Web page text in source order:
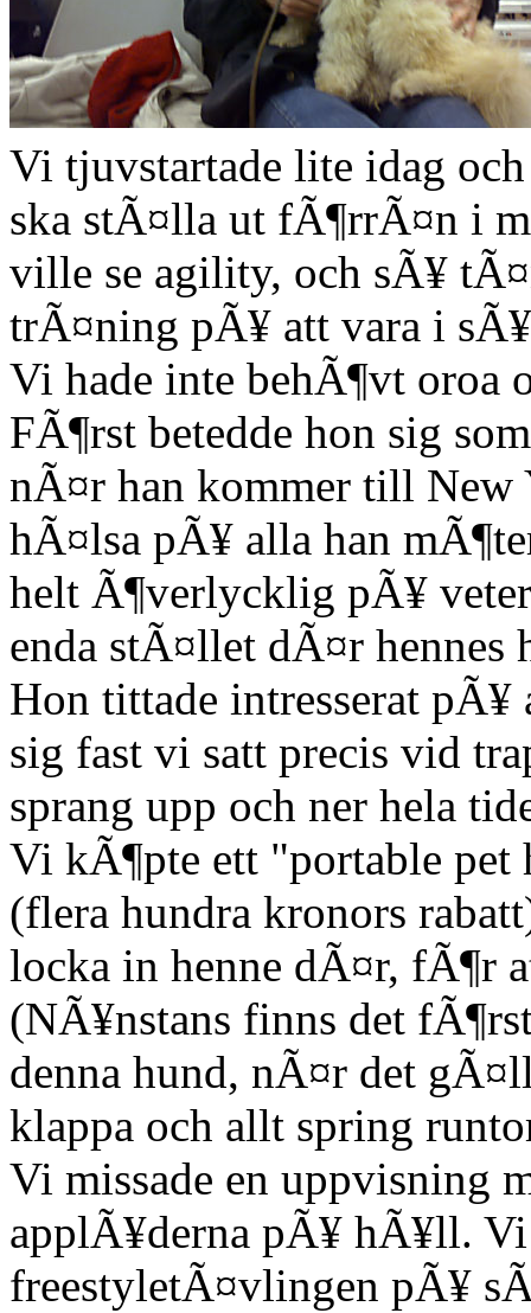
Vi tjuvstartade lite idag
ska stÃ¤lla ut fÃ¶rrÃ¤n i
ville se agility, och sÃ¥
trÃ¤ning pÃ¥ att vara i
Vi hade inte behÃ¶vt oroa
FÃ¶rst betedde hon sig
nÃ¤r han kommer till New
hÃ¤lsa pÃ¥ alla han
helt Ã¶verlycklig pÃ¥
enda stÃ¤llet dÃ¤r hennes
Hon tittade intresserat
sig fast vi satt precis vid
sprang upp och ner hela
Vi kÃ¶pte ett "portable
(flera hundra kronors
locka in henne dÃ¤r, fÃ¶r
(NÃ¥nstans finns det
denna hund, nÃ¤r det
klappa och allt spring
Vi missade en uppvisning
applÃ¥derna pÃ¥ hÃ¥ll.
freestyletÃ¤vlingen pÃ¥